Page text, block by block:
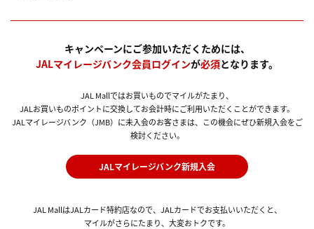
キャンペーンにご参加いただくためには、
JALマイレージバンク会員ログインが必須となります。
JAL Mallではお買いものでマイルがたまり、
JALお買いものポイントに交換してお会計時にご利用いただくことができます。
JALマイレージバンク（JMB）に未入会のお客さまは、この機会にぜひ新規入会をご
検討ください。
JALマイレージバンク新規入会
JAL MallはJALカード特約店なので、JALカードでお支払いいただくと、
マイルがさらにたまり、大変おトクです。